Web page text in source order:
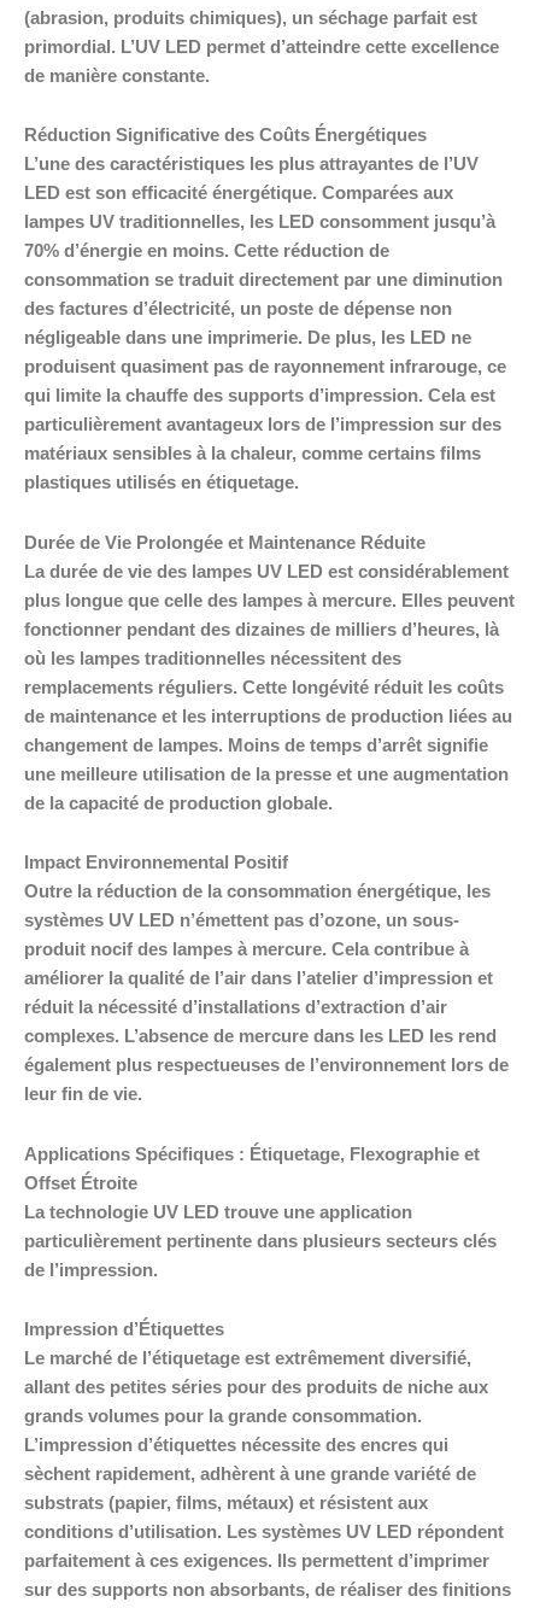
(abrasion, produits chimiques), un séchage parfait est
primordial. L’UV LED permet d’atteindre cette excellence
de manière constante.
Réduction Significative des Coûts Énergétiques
L’une des caractéristiques les plus attrayantes de l’UV
LED est son efficacité énergétique. Comparées aux
lampes UV traditionnelles, les LED consomment jusqu’à
70% d’énergie en moins. Cette réduction de
consommation se traduit directement par une diminution
des factures d’électricité, un poste de dépense non
négligeable dans une imprimerie. De plus, les LED ne
produisent quasiment pas de rayonnement infrarouge, ce
qui limite la chauffe des supports d’impression. Cela est
particulièrement avantageux lors de l’impression sur des
matériaux sensibles à la chaleur, comme certains films
plastiques utilisés en étiquetage.
Durée de Vie Prolongée et Maintenance Réduite
La durée de vie des lampes UV LED est considérablement
plus longue que celle des lampes à mercure. Elles peuvent
fonctionner pendant des dizaines de milliers d’heures, là
où les lampes traditionnelles nécessitent des
remplacements réguliers. Cette longévité réduit les coûts
de maintenance et les interruptions de production liées au
changement de lampes. Moins de temps d’arrêt signifie
une meilleure utilisation de la presse et une augmentation
de la capacité de production globale.
Impact Environnemental Positif
Outre la réduction de la consommation énergétique, les
systèmes UV LED n’émettent pas d’ozone, un sous-
produit nocif des lampes à mercure. Cela contribue à
améliorer la qualité de l’air dans l’atelier d’impression et
réduit la nécessité d’installations d’extraction d’air
complexes. L’absence de mercure dans les LED les rend
également plus respectueuses de l’environnement lors de
leur fin de vie.
Applications Spécifiques : Étiquetage, Flexographie et
Offset Étroite
La technologie UV LED trouve une application
particulièrement pertinente dans plusieurs secteurs clés
de l’impression.
Impression d’Étiquettes
Le marché de l’étiquetage est extrêmement diversifié,
allant des petites séries pour des produits de niche aux
grands volumes pour la grande consommation.
L’impression d’étiquettes nécessite des encres qui
sèchent rapidement, adhèrent à une grande variété de
substrats (papier, films, métaux) et résistent aux
conditions d’utilisation. Les systèmes UV LED répondent
parfaitement à ces exigences. Ils permettent d’imprimer
sur des supports non absorbants, de réaliser des finitions